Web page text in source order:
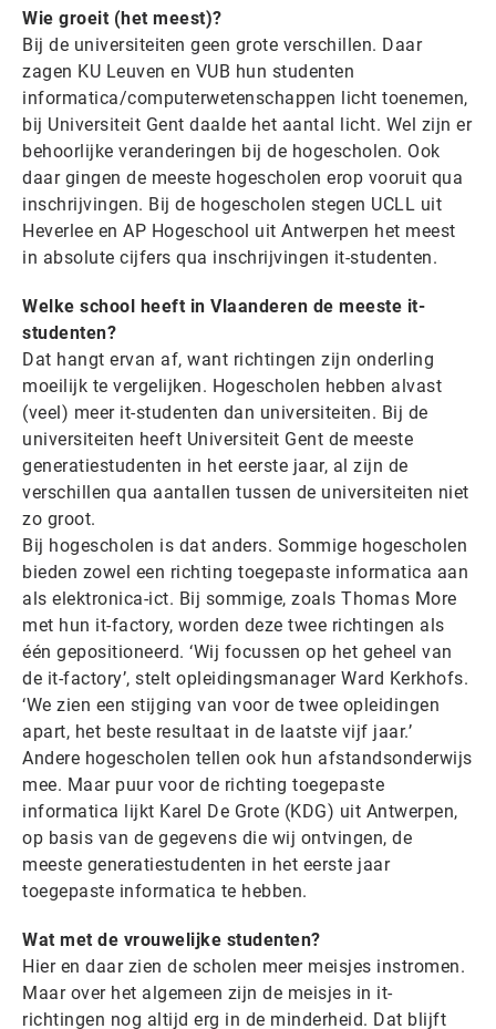
Wie groeit (het meest)?
Bij de universiteiten geen grote verschillen. Daar
zagen KU Leuven en VUB hun studenten
informatica/computerwetenschappen licht toenemen,
bij Universiteit Gent daalde het aantal licht. Wel zijn er
behoorlijke veranderingen bij de hogescholen. Ook
daar gingen de meeste hogescholen erop vooruit qua
inschrijvingen. Bij de hogescholen stegen UCLL uit
Heverlee en AP Hogeschool uit Antwerpen het meest
in absolute cijfers qua inschrijvingen it-studenten.
Welke school heeft in Vlaanderen de meeste it-
studenten?
Dat hangt ervan af, want richtingen zijn onderling
moeilijk te vergelijken. Hogescholen hebben alvast
(veel) meer it-studenten dan universiteiten. Bij de
universiteiten heeft Universiteit Gent de meeste
generatiestudenten in het eerste jaar, al zijn de
verschillen qua aantallen tussen de universiteiten niet
zo groot.
Bij hogescholen is dat anders. Sommige hogescholen
bieden zowel een richting toegepaste informatica aan
als elektronica-ict. Bij sommige, zoals Thomas More
met hun it-factory, worden deze twee richtingen als
één gepositioneerd. ‘Wij focussen op het geheel van
de it-factory’, stelt opleidingsmanager Ward Kerkhofs.
‘We zien een stijging van voor de twee opleidingen
apart, het beste resultaat in de laatste vijf jaar.’
Andere hogescholen tellen ook hun afstandsonderwijs
mee. Maar puur voor de richting toegepaste
informatica lijkt Karel De Grote (KDG) uit Antwerpen,
op basis van de gegevens die wij ontvingen, de
meeste generatiestudenten in het eerste jaar
toegepaste informatica te hebben.
Wat met de vrouwelijke studenten?
Hier en daar zien de scholen meer meisjes instromen.
Maar over het algemeen zijn de meisjes in it-
richtingen nog altijd erg in de minderheid. Dat blijft